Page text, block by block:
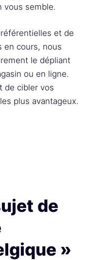
vous semble.
et de
en cours, nous
le dépliant
ou en ligne.
de cibler vos
plus avantageux.
de
»